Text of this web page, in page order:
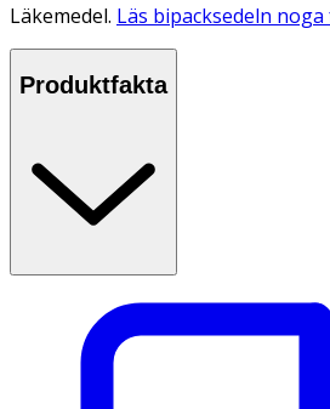
Läkemedel. Läs bipacksedeln
Produktfakta